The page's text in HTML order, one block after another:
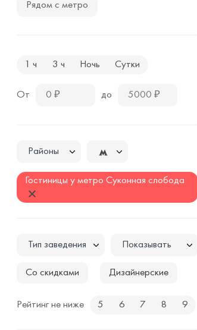
Рядом с метро
1 ч 3 ч Ночь Сутки
От до
Районы
Гостиницы у метро Суконная слобода
Тип заведения Показывать
Со скидками Дизайнерские
Рейтинг не ниже 5 6 7 8 9